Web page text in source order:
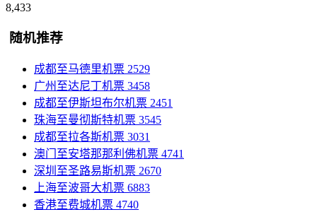
8,433
随机推荐
成都至马德里机票 2529
广州至达尼丁机票 3458
成都至伊斯坦布尔机票 2451
珠海至曼彻斯特机票 3545
成都至拉各斯机票 3031
澳门至安塔那那利佛机票 4741
深圳至圣路易斯机票 2670
上海至波哥大机票 6883
香港至费城机票 4740